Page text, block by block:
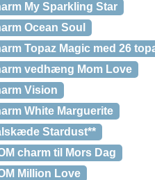
My Sparkling Star
Ocean Soul
Topaz Magic med 26
vedhæng Mom Love
Vision
White Marguerite
Stardust**
charm til Mors Dag
Million Love